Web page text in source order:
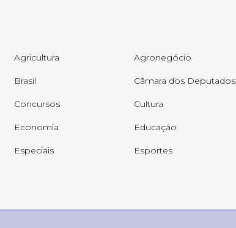
Agricultura Agronegócio
Brasil Câmara dos Deputados
Concursos Cultura
Economia Educação
Especiais Esportes